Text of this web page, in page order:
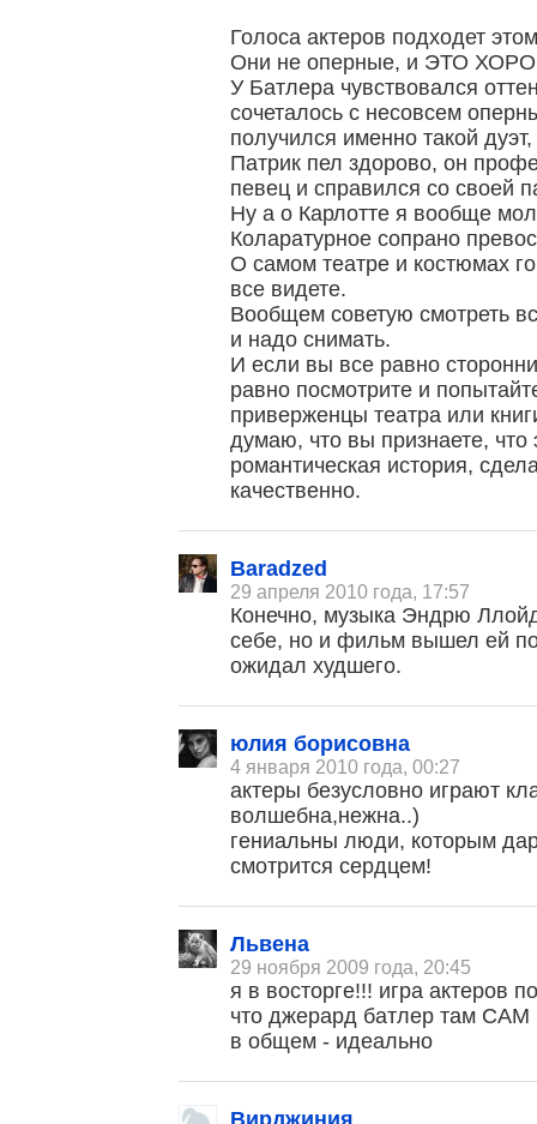
Голоса актеров подходет
Они не оперные, и ЭТО
У Батлера чувствовался
сочеталось с несовсем
получился именно такой
Патрик пел здорово, он
певец и справился со своей
Ну а о Карлотте я вообще
Коларатурное сопрано
О самом театре и костюмах
все видете.
Вообщем советую смотреть
и надо снимать.
И если вы все равно
равно посмотрите и
приверженцы театра или
думаю, что вы признаете,
романтическая история,
качественно.
Baradzed
29 апреля 2010 года, 17:57
Конечно, музыка Эндрю
себе, но и фильм вышел ей
ожидал худшего.
юлия борисовна
4 января 2010 года, 00:27
актеры безусловно играют
волшебна,нежна..)
гениальны люди, которым
смотрится сердцем!
Львена
29 ноября 2009 года, 20:45
я в восторге!!! игра актеров
что джерард батлер там
в общем - идеально
Вирджиния